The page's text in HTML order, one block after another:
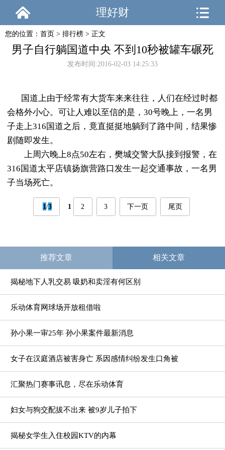
理好财
您的位置： 首页 > 排行榜 > 正文
男子自行躺国道中央 不到10秒被罐车碾死
发布时间:2016-02-03 14:25:33
国道上由于经常有大货车来来往往，人们在经过时都
会格外小心。可让人难以至信的是，30号晚上，一名男
子走上316国道之后，竟直挺挺地躺到了路中间，结果惨
剧随即发生。
上周六晚上8点50左右，樊城交警大队接到报警，在
316国道太平店镇扬旗营路口发生一起交通事故，一名男
子当场死亡。
1/3 1 2 3 下一页 尾页
推荐文章 相关文章
揭秘地下人乳交易 吸奶和卖淫有何区别
乐动体育网球场开放租借啦
孙小果一审25年 孙小果案件最新消息
女子在汉庭酒店被害身亡 系因感情纠纷发生口角被
汇聚热门赛事讯息，尽在乐动体育
妇女与狗交配拔不出来 被9岁儿子拍下
揭秘女学生入住校园KTV的内幕